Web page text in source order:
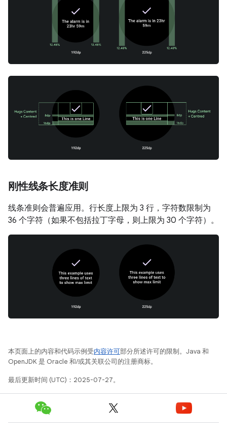
刚性线条长度准则
线条准则会普遍应用。行长度上限为 3 行，字符数限制为
36 个字符（如果不包括拉丁字母，则上限为 30 个字符）。
本页面上的内容和代码示例受内容许可部分所述许可的限制。Java 和
OpenJDK 是 Oracle 和/或其关联公司的注册商标。
最后更新时间 (UTC)：2025-07-27。